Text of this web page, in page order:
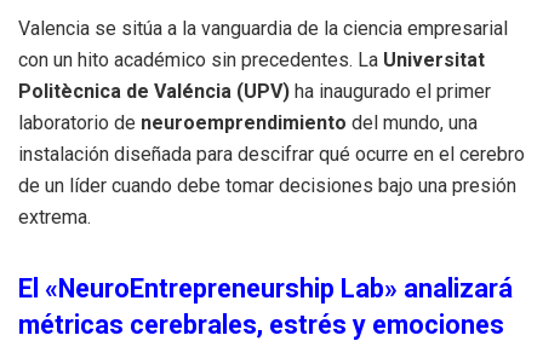
Valencia se sitúa a la vanguardia de la ciencia empresarial
con un hito académico sin precedentes. La Universitat
Politècnica de Valéncia (UPV) ha inaugurado el primer
laboratorio de neuroemprendimiento del mundo, una
instalación diseñada para descifrar qué ocurre en el cerebro
de un líder cuando debe tomar decisiones bajo una presión
extrema.
El «NeuroEntrepreneurship Lab» analizará
métricas cerebrales, estrés y emociones